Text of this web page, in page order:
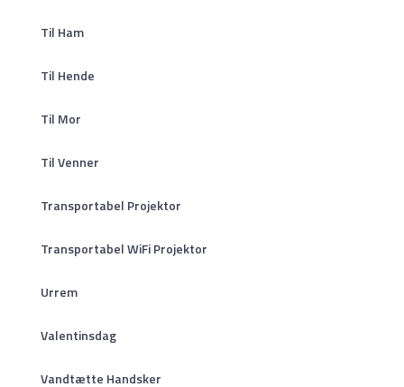
Til Ham
Til Hende
Til Mor
Til Venner
Transportabel Projektor
Transportabel WiFi Projektor
Urrem
Valentinsdag
Vandtætte Handsker